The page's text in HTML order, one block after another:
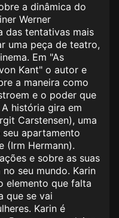
a dinâmica do
Werner
das tentativas mais
uma peça de teatro,
Em "As
Kant" o autor e
a maneira como
e o poder que
história gira em
Carstensen), uma
apartamento
(Irm Hermann).
e sobre as suas
seu mundo. Karin
elemento que falta
que se vai
Karin é